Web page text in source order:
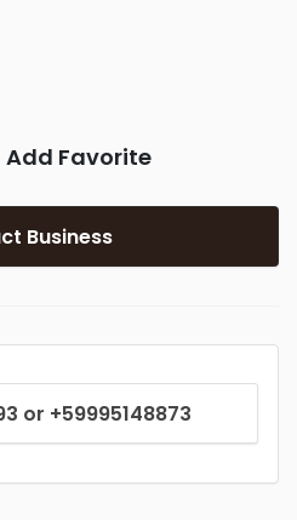
Add Favorite
Business
or +59995148873